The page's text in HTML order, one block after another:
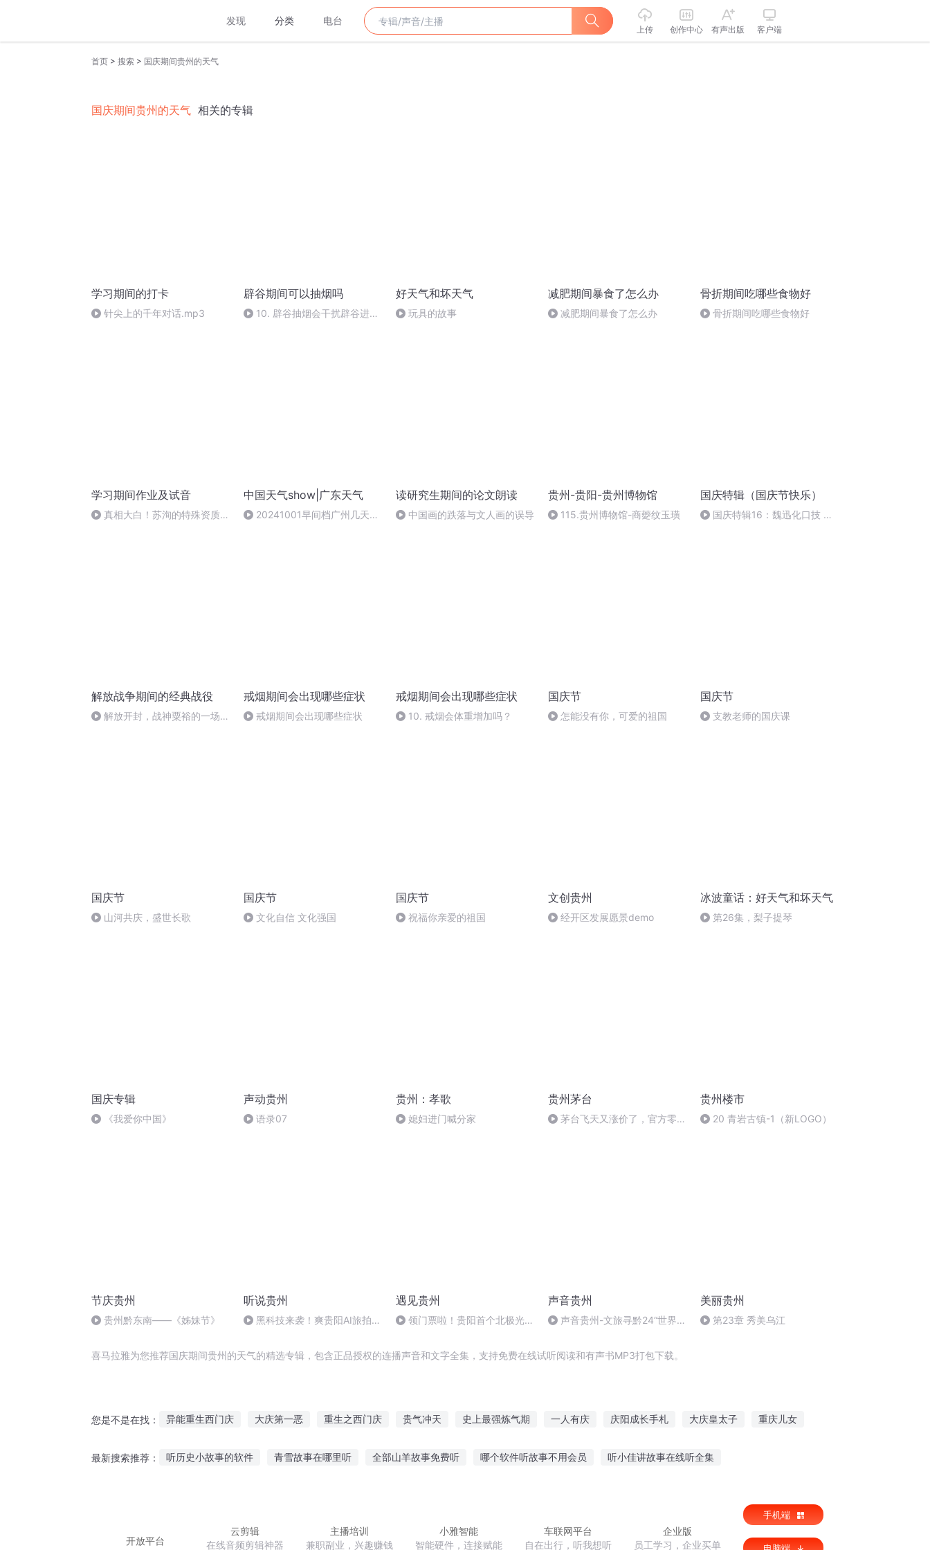
发现 分类 电台
上传 创作中心 有声出版 客户端
首页 > 搜索 > 国庆期间贵州的天气
国庆期间贵州的天气 相关的专辑
学习期间的打卡
针尖上的千年对话.mp3
辟谷期间可以抽烟吗
10. 辟谷抽烟会干扰辟谷进程
好天气和坏天气
玩具的故事
减肥期间暴食了怎么办
减肥期间暴食了怎么办
骨折期间吃哪些食物好
骨折期间吃哪些食物好
学习期间作业及试音
真相大白！苏洵的特殊资质究
中国天气show|广东天气
20241001早间档广州几天降
读研究生期间的论文朗读
中国画的跌落与文人画的误导
贵州-贵阳-贵州博物馆
115.贵州博物馆-商䕫纹玉璜
国庆特辑（国庆节快乐）
国庆特辑16：魏迅化口技 二
解放战争期间的经典战役
解放开封，战神粟裕的一场神
戒烟期间会出现哪些症状
戒烟期间会出现哪些症状
戒烟期间会出现哪些症状
10. 戒烟会体重增加吗？
国庆节
怎能没有你，可爱的祖国
国庆节
支教老师的国庆课
国庆节
山河共庆，盛世长歌
国庆节
文化自信 文化强国
国庆节
祝福你亲爱的祖国
文创贵州
经开区发展愿景demo
冰波童话：好天气和坏天气
第26集，梨子提琴
国庆专辑
《我爱你中国》
声动贵州
语录07
贵州：孝歌
媳妇进门喊分家
贵州茅台
茅台飞天又涨价了，官方零售
贵州楼市
20 青岩古镇-1（新LOGO）
节庆贵州
贵州黔东南——《姊妹节》
听说贵州
黑科技来袭！爽贵阳AI旅拍机
遇见贵州
领门票啦！贵阳首个北极光之
园！
声音贵州
声音贵州-文旅寻黔24“世界最
美丽贵州
第23章 秀美乌江
喜马拉雅为您推荐国庆期间贵州的天气的精选专辑，包含正品授权的连播声音和文字全集，支持免费在线试听阅读和有声书MP3打包下载。
您是不是在找： 异能重生西门庆 大庆第一恶 重生之西门庆 贵气冲天 史上最强炼气期 一人有庆 庆阳成长手札 大庆皇太子 重庆儿女
最新搜索推荐： 听历史小故事的软件 青雪故事在哪里听 全部山羊故事免费听 哪个软件听故事不用会员 听小佳讲故事在线听全集
开放平台
云剪辑
在线音频剪辑神器
主播培训
兼职副业，兴趣赚钱
小雅智能
智能硬件，连接赋能
车联网平台
自在出行，听我想听
企业版
员工学习，企业买单
手机端